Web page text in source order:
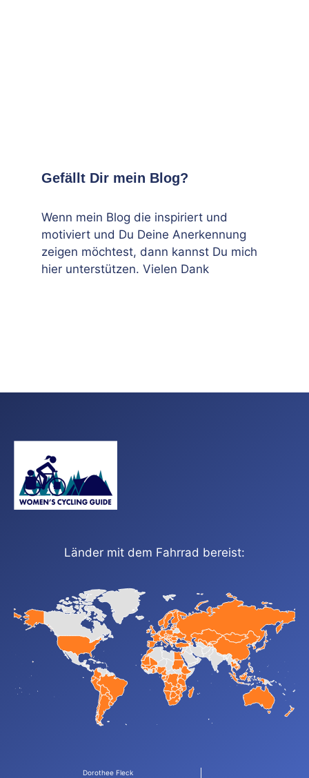
Gefällt Dir mein Blog?
Wenn mein Blog die inspiriert und
motiviert und Du Deine Anerkennung
zeigen möchtest, dann kannst Du mich
hier unterstützen. Vielen Dank
Länder mit dem Fahrrad bereist:
Dorothee Fleck